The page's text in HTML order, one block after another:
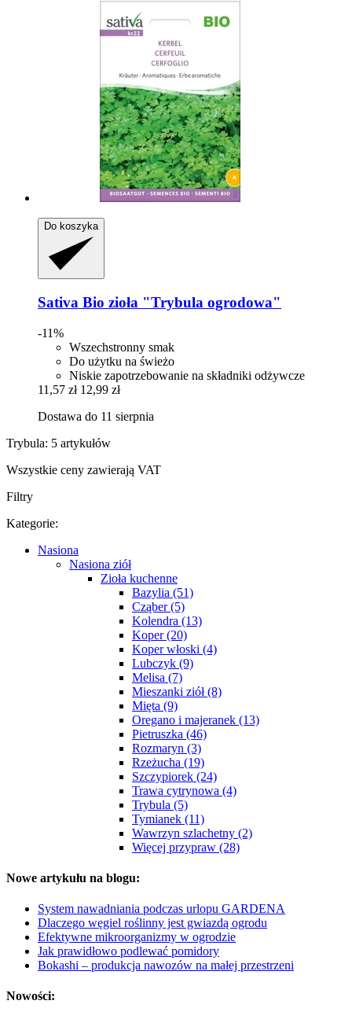
Do koszyka
Sativa Bio zioła "Trybula ogrodowa"
-11%
Wszechstronny smak
Do użytku na świeżo
Niskie zapotrzebowanie na składniki odżywcze
11,57 zł 12,99 zł
Dostawa do 11 sierpnia
Trybula: 5 artykułów
Wszystkie ceny zawierają VAT
Filtry
Kategorie:
Nasiona
Nasiona ziół
Zioła kuchenne
Bazylia (51)
Cząber (5)
Kolendra (13)
Koper (20)
Koper włoski (4)
Lubczyk (9)
Melisa (7)
Mieszanki ziół (8)
Mięta (9)
Oregano i majeranek (13)
Pietruszka (46)
Rozmaryn (3)
Rzeżucha (19)
Szczypiorek (24)
Trawa cytrynowa (4)
Trybula (5)
Tymianek (11)
Wawrzyn szlachetny (2)
Więcej przypraw (28)
Nowe artykułu na blogu:
System nawadniania podczas urlopu GARDENA
Dlaczego węgiel roślinny jest gwiazdą ogrodu
Efektywne mikroorganizmy w ogrodzie
Jak prawidłowo podlewać pomidory
Bokashi – produkcja nawozów na małej przestrzeni
Nowości: